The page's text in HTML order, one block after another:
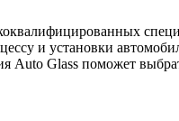
и установки
Auto Glass поможет